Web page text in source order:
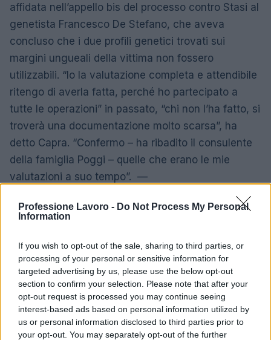
Professione Lavoro - Do Not Process My Personal
Information
If you wish to opt-out of the sale, sharing to third parties, or
processing of your personal or sensitive information for
targeted advertising by us, please use the below opt-out
section to confirm your selection. Please note that after your
opt-out request is processed you may continue seeing
interest-based ads based on personal information utilized by
us or personal information disclosed to third parties prior to
your opt-out. You may separately opt-out of the further
affidata nell’appello bis del processo contro Stasi al
genetista Francesco De Stefano, che aveva
concluso che i due profili genetici trovati sui
margini ungueali della vittima non fossero
utilizzabili. “Io la valutazione completa e attendibile
ritengo di averla fatta, perché ho partecipato a
tutte le operazioni” in passato, “chi non l’ha fatto, si
troverà una documentazione molto scarsa”, ha
detto Capra. “Confermo – ha ribadito il consulente
della famiglia Poggi – quelle che erano le mie
valutazioni a suo tempo”. —